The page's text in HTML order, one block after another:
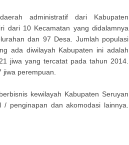
administratif dari Kabupaten
dari 10 Kecamatan yang didalamnya
dan 97 Desa. Jumlah populasi
ada diwilayah Kabupaten ini adalah
jiwa yang tercatat pada tahun 2014.
perempuan.
kewilayah Kabupaten Seruyan
penginapan dan akomodasi lainnya.